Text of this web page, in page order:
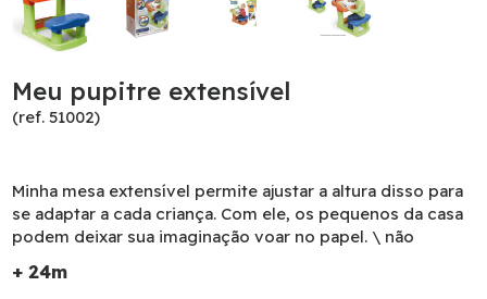
Meu pupitre extensível
(ref. 51002)
Minha mesa extensível permite ajustar a altura disso para
se adaptar a cada criança. Com ele, os pequenos da casa
podem deixar sua imaginação voar no papel. \ não
+ 24m